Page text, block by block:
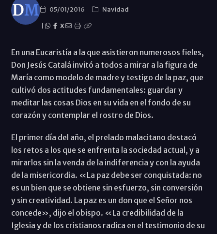
05/01/2016
Navidad
X
En una Eucaristía a la que asistieron numerosos fieles,
Don Jesús Catalá invitó a todos a mirar a la figura de
María como modelo de madre y testigo de la paz, que
cultivó dos actitudes fundamentales: guardar y
meditar las cosas Dios en su vida en el fondo de su
corazón y contemplar el rostro de Dios.
El primer día del año, el prelado malacitano destacó
los retos a los que se enfrenta la sociedad actual, y a
mirarlos sin la venda de la indiferencia y con la ayuda
de la misericordia. «La paz debe ser conquistada: no
es un bien que se obtiene sin esfuerzo, sin conversión
y sin creatividad. La paz es un don que el Señor nos
concede», dijo el obispo. «La credibilidad de la
Iglesia y de los cristianos radica en el testimonio de su